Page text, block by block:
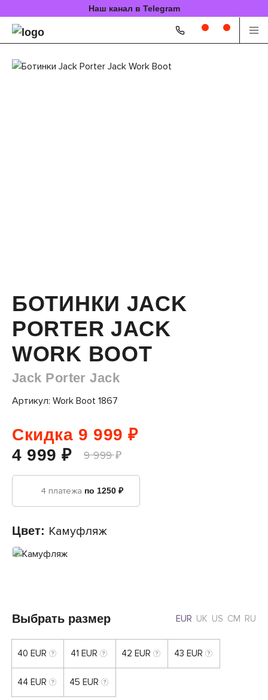
Наш канал в Telegram
БОТИНКИ JACK
PORTER JACK
WORK BOOT
Jack Porter Jack
Артикул: Work Boot 1867
Скидка 9 999 ₽
4 999 ₽
9 999 ₽
4 платежа по 1250 ₽
Цвет: Камуфляж
Выбрать размер EUR UK US CM RU
40 EUR 41 EUR 42 EUR 43 EUR
44 EUR 45 EUR